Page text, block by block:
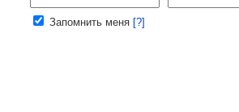
Запомнить меня [?]